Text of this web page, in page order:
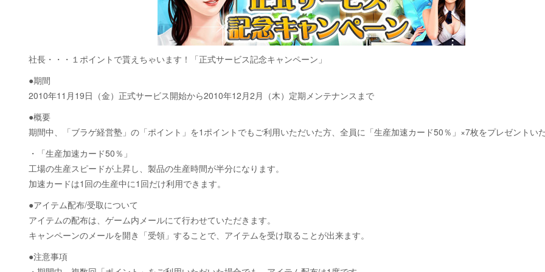
社長・・・１ポイントで貰えちゃいます！「正式サービス記念キャンペーン」
●期間
2010年11月19日（金）正式サービス開始から2010年12月2月（木）定期メンテナンスまで
●概要
期間中、「ブラゲ経営塾」の「ポイント」を1ポイントでもご利用いただいた方、全員に「生産加速カード50％」×7枚をプレゼントいた
・「生産加速カード50％」
工場の生産スピードが上昇し、製品の生産時間が半分になります。
加速カードは1回の生産中に1回だけ利用できます。
●アイテム配布/受取について
アイテムの配布は、ゲーム内メールにて行わせていただきます。
キャンペーンのメールを開き「受領」することで、アイテムを受け取ることが出来ます。
●注意事項